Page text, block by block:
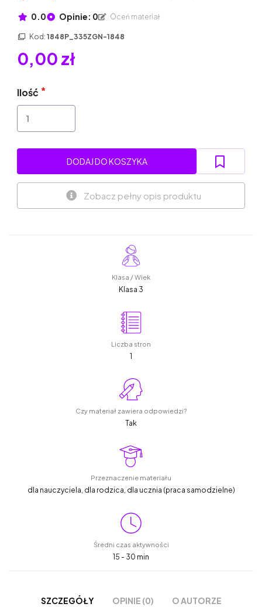
0.0 Opinie: 0 Oceń materiał
Kod: 1848P_335ZGN-1848
0,00 zł
Ilość
DODAJ DO KOSZYKA
Zobacz pełny opis produktu
Klasa / Wiek
Klasa 3
Liczba stron
1
Czy materiał zawiera odpowiedzi?
Tak
Przeznaczenie materiału
dla nauczyciela, dla rodzica, dla ucznia (praca samodzielne)
Średni czas aktywności
15 - 30 min
SZCZEGÓŁY OPINIE (0) O AUTORZE